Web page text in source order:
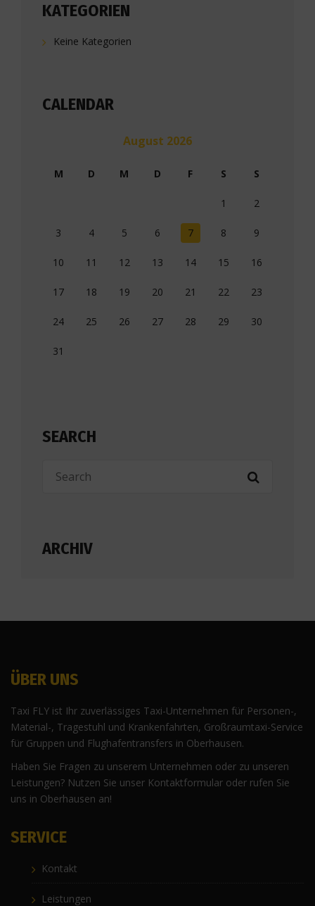
KATEGORIEN
Keine Kategorien
CALENDAR
August 2026
M D M D F S S
1 2
3 4 5 6 7 8 9
10 11 12 13 14 15 16
17 18 19 20 21 22 23
24 25 26 27 28 29 30
31
SEARCH
ARCHIV
ÜBER UNS
Taxi FLY ist Ihr zuverlässiges Taxi-Unternehmen für Personen-,
Material-, Tragestuhl und Krankenfahrten, Großraumtaxi-Service
für Gruppen und Flughafentransfers in Oberhausen.
Haben Sie Fragen zu unserem Unternehmen oder zu unseren
Leistungen? Nutzen Sie unser Kontaktformular oder rufen Sie
uns in Oberhausen an!
SERVICE
Kontakt
Leistungen